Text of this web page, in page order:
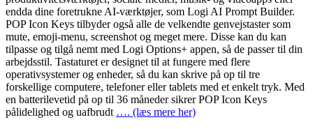
endda dine foretrukne AI-værktøjer, som Logi AI Prompt Builder.
POP Icon Keys tilbyder også alle de velkendte genvejstaster som
mute, emoji-menu, screenshot og meget mere. Disse kan du kan
tilpasse og tilgå nemt med Logi Options+ appen, så de passer til din
arbejdsstil. Tastaturet er designet til at fungere med flere
operativsystemer og enheder, så du kan skrive på op til tre
forskellige computere, telefoner eller tablets med et enkelt tryk. Med
en batterilevetid på op til 36 måneder sikrer POP Icon Keys
pålidelighed og uafbrudt …. (læs mere her)